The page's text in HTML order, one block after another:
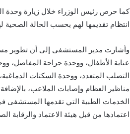
كما حرص رئيس الوزراء خلال زيارة
انتظام تقديمها لهم بحسب الحالة الصحية
وأشارت مدير المستشفى إلى أن تطوير
عناية الأطفال، ووحدة جراحة المفاصل،
التصلب المتعدد، ووحدة السكتات
مناظير العظام وإصابات الملاعب،
الخدمات الطبية التي تقدمها المستشفى
اعتمادها من قبل هيئة الاعتماد والرقابة